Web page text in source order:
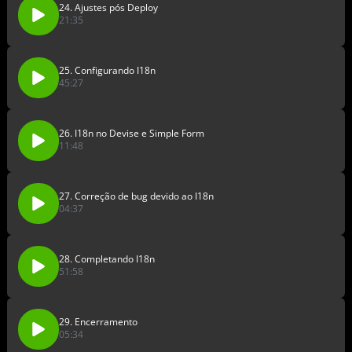
24. Ajustes pós Deploy
21:35
25. Configurando I18n
45:27
26. I18n no Devise e Simple Form
11:48
27. Correção de bug devido ao I18n
04:37
28. Completando I18n
51:58
29. Encerramento
05:34